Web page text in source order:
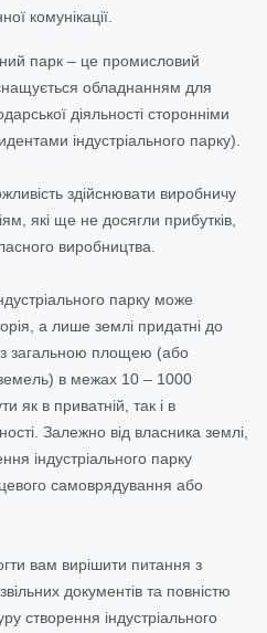
комунікації.
парк – це промисловий
обладнанням для
діяльності сторонніми
індустріального парку).
здійснювати виробничу
які ще не досягли прибутків,
виробництва.
парку може
а лише землі придатні до
загальною площею (або
в межах 10 – 1000
як в приватній, так і в
Залежно від власника землі,
індустріального парку
самоврядування або
вам вирішити питання з
документів та повністю
створення індустріального